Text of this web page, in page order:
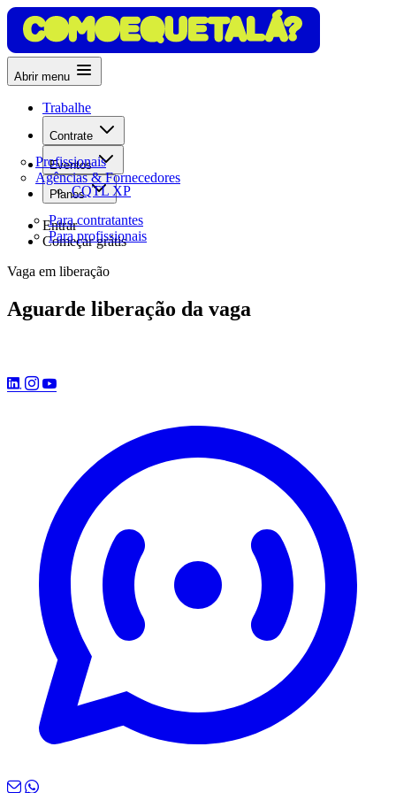
Abrir menu
Trabalhe
Contrate
Profissionais
Agências & Fornecedores
Eventos
CQTL XP
Planos
Para contratantes
Para profissionais
Entrar
Começar grátis
Vaga em liberação
Aguarde liberação da vaga